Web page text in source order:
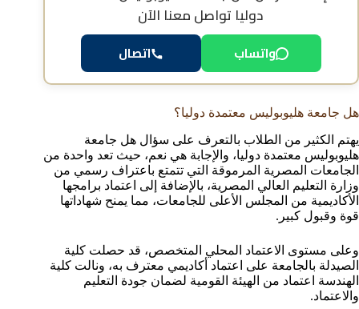
دوليا تواصل معنا الآن
واتساب اتصال
هل جامعة هليوبوليس معتمدة دوليا؟
يهتم الكثير من الطلاب بالتعرف على سؤال هل جامعة
هليوبوليس معتمدة دوليا، والإجابة هي نعم، حيث تعد واحدة من
الجامعات المصرية المرموقة التي تتمتع باعتراف رسمي من
وزارة التعليم العالي المصرية، بالإضافة إلى اعتماد برامجها
الأكاديمية من المجلس الأعلى للجامعات، مما يمنح شهاداتها
قوة وقبول كبير.
وعلى مستوى الاعتماد المحلي المتخصص، قد حصلت كلية
الصيدلة بالجامعة على اعتماد أكاديمي معترف به، ونالت كلية
الهندسة اعتماد من الهيئة القومية لضمان جودة التعليم
والاعتماد.